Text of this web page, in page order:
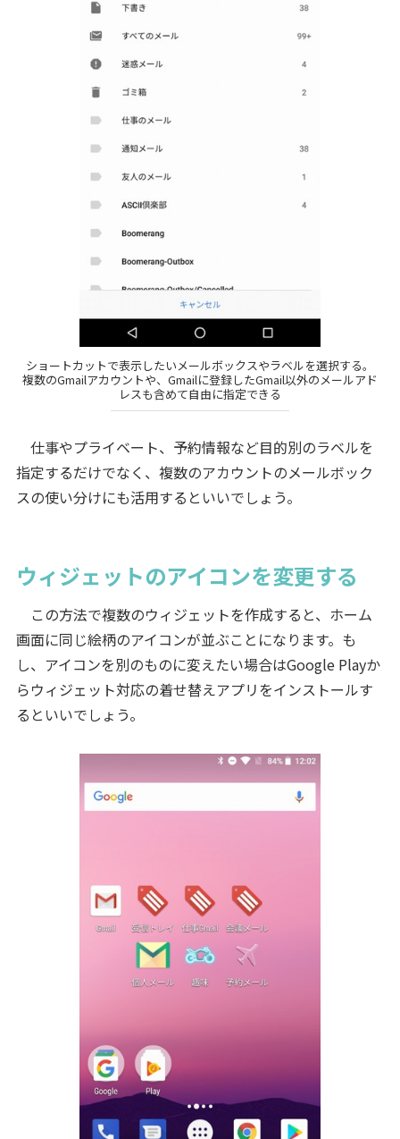
ショートカットで表示したいメールボックスやラベルを選択する。
複数のGmailアカウントや、Gmailに登録したGmail以外のメールアド
レスも含めて自由に指定できる
仕事やプライベート、予約情報など目的別のラベルを
指定するだけでなく、複数のアカウントのメールボック
スの使い分けにも活用するといいでしょう。
ウィジェットのアイコンを変更する
この方法で複数のウィジェットを作成すると、ホーム
画面に同じ絵柄のアイコンが並ぶことになります。も
し、アイコンを別のものに変えたい場合はGoogle Playか
らウィジェット対応の着せ替えアプリをインストールす
るといいでしょう。